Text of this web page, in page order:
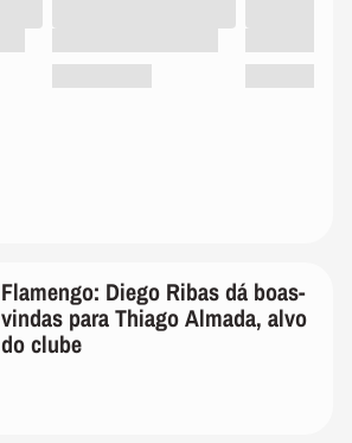
Flamengo: Diego Ribas dá boas-
vindas para Thiago Almada, alvo
do clube